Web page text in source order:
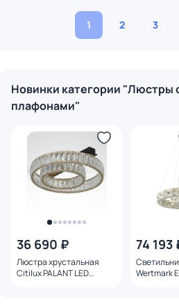
1 2 3
Новинки категории "Люстры
плафонами"
36 690 ₽
Люстра хрустальная
Citilux PALANT LED
74 193
Wertmark